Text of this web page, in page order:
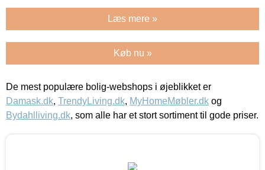
Læs mere »
Køb nu »
De mest populære bolig-webshops i øjeblikket er
Damask.dk, TrendyLiving.dk, MyHomeMøbler.dk og
Bydahlliving.dk, som alle har et stort sortiment til gode priser.